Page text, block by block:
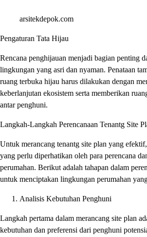
arsitekdepok.com
Pengaturan Tata Hijau
Rencana penghijauan menjadi bagian penting
lingkungan yang asri dan nyaman. Penataan
ruang terbuka hijau harus dilakukan dengan
keberlanjutan ekosistem serta memberikan
antar penghuni.
Langkah-Langkah Perencanaan Tenantg Site
Untuk merancang tenantg site plan yang
yang perlu diperhatikan oleh para perencana
perumahan. Berikut adalah tahapan dalam
untuk menciptakan lingkungan perumahan
Analisis Kebutuhan Penghuni
Langkah pertama dalam merancang site plan
kebutuhan dan preferensi dari penghuni